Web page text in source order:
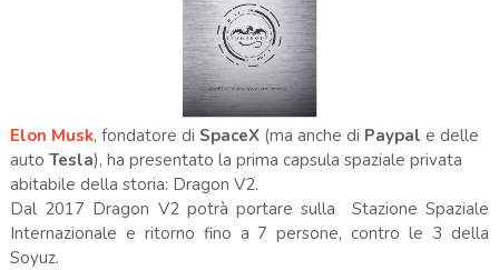
Elon Musk, fondatore di SpaceX(ma anche di Paypal e delle
auto Tesla), ha presentato la prima capsula spaziale privata
abitabile della storia: Dragon V2.
Dal 2017 Dragon V2 potrà portare sulla Stazione Spaziale
Internazionale e ritorno fino a 7 persone, contro le 3 della
Soyuz.